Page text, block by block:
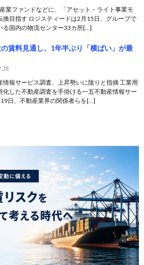
業ファンドなどに、「アセット・ライト事業モ
換目指す ロジスティードは2月15日、グループで
る国内の物流センター33カ所[…]
賃料見通し、1年半ぶり「横ばい」が最
情報サービス調査、上昇勢いに陰りと指摘 工業用
化した不動産調査を手掛ける一五不動産情報サー
日、不動産業界の関係者らを[…]